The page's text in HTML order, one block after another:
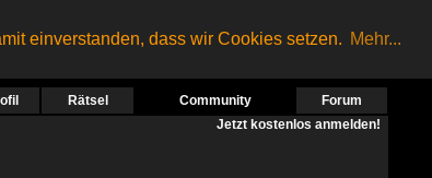
einverstanden, dass wir Cookies setzen. Mehr...
Rätsel Community Forum
Jetzt kostenlos anmelden!